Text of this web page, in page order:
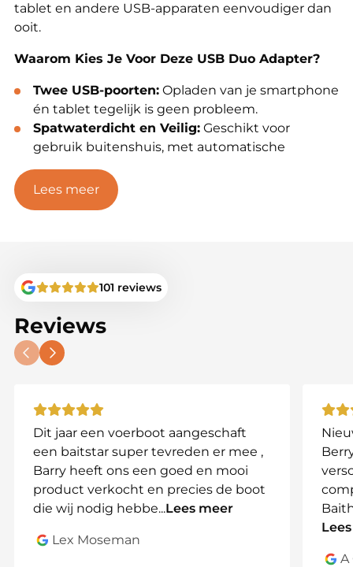
tablet en andere USB-apparaten eenvoudiger dan
ooit.
Waarom Kies Je Voor Deze USB Duo Adapter?
Twee USB-poorten: Opladen van je smartphone
én tablet tegelijk is geen probleem.
Spatwaterdicht en Veilig: Geschikt voor
gebruik buitenshuis, met automatische
uitschakeling bij kortsluiting, oververhitting,
overspanning of te hoge ontlaadstroom.
Eenvoudige Aansluiting:
Perfect Voor:
Het opladen van je GSM, tablet en andere USB-
apparaten tijdens het vissen.
Gebruik met ALLE 12V lood- en lithiumaccu’s,
Let Op:
Alleen gebruiken voor het opladen van USB-
apparaten (5V, max 3A).
Koppel de adapter los als je de accu voor
langere tijd niet gebruikt om leegte of schade
te voorkomen.
Belangrijkste Kenmerken:
Lees meer
101 reviews
Reviews
Dit jaar een voerboot aangeschaft
een baitstar super tevreden er mee ,
Barry heeft ons een goed en mooi
product verkocht en precies de boot
die wij nodig hebbe...Lees meer
Lex Moseman
A